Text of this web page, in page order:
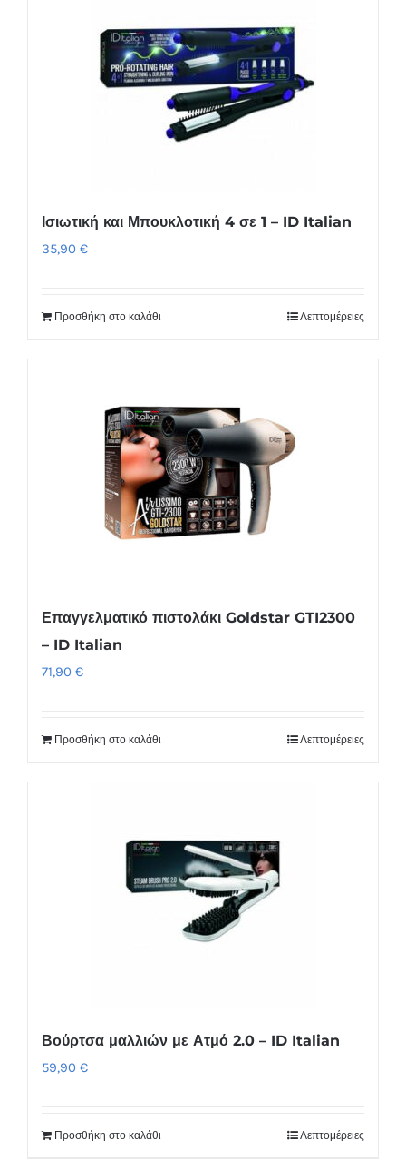
Ισιωτική και Μπουκλοτική 4 σε 1 – ID Italian
35,90 €
Προσθήκη στο καλάθι Λεπτομέρειες
Επαγγελματικό πιστολάκι Goldstar GTI2300
– ID Italian
71,90 €
Προσθήκη στο καλάθι Λεπτομέρειες
Βούρτσα μαλλιών με Ατμό 2.0 – ID Italian
59,90 €
Προσθήκη στο καλάθι Λεπτομέρειες